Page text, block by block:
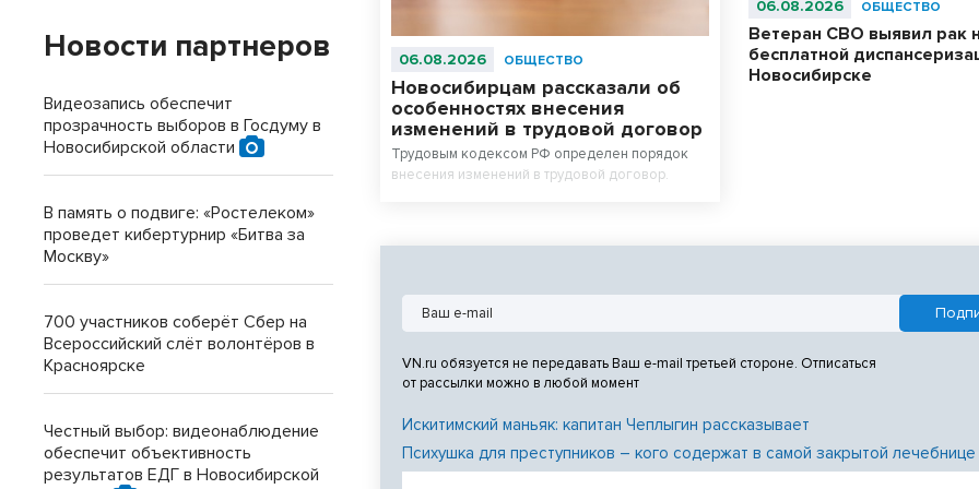
06.08.2026 ОБЩЕСТВО
Новосибирцам рассказали об
особенностях внесения
изменений в трудовой договор
Трудовым кодексом РФ определен порядок
внесения изменений в трудовой договор.
06.08.2026 ОБЩЕСТВО
Ветеран СВО выявил рак
бесплатной
Новосибирске
VN.ru обязуется не передавать Ваш e-mail третьей стороне. Отписаться
от рассылки можно в любой момент
Искитимский маньяк: капитан Чеплыгин рассказывает
Психушка для преступников – кого содержат в самой закрытой
Новости партнеров
Видеозапись обеспечит
прозрачность выборов в Госдуму в
Новосибирской области
В память о подвиге: «Ростелеком»
проведет кибертурнир «Битва за
Москву»
700 участников соберёт Сбер на
Всероссийский слёт волонтёров в
Красноярске
Честный выбор: видеонаблюдение
обеспечит объективность
результатов ЕДГ в Новосибирской